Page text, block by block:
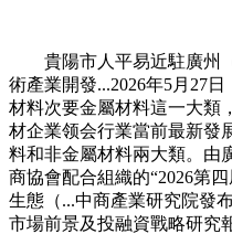
貴陽市人平易近駐廣州（
術產業開發...2026年5月27
材料次要金屬材料這一大類
材企業领会行業當前最新發
料和非金屬材料兩大類。由
商協會配合組織的“2026第
生態（...中商產業研究院發
市場前景及投融資戰略研究